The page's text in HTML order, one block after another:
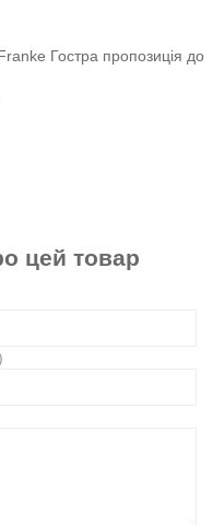
Гостра пропозиція до
цей товар